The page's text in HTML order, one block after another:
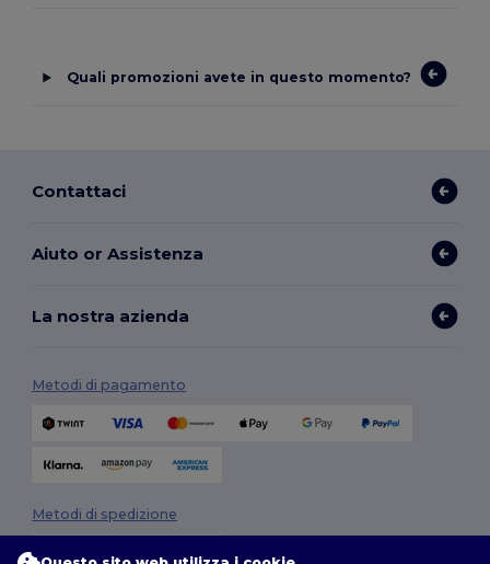
Quali promozioni avete in questo momento?
Contattaci
Aiuto or Assistenza
La nostra azienda
Metodi di pagamento
Metodi di spedizione